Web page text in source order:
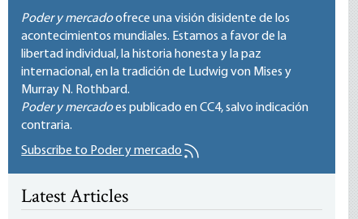
Poder y mercadoofrece una visión disidente de los
acontecimientos mundiales. Estamos a favor de la
libertad individual, la historia honesta y la paz
internacional, en la tradición de Ludwig von Mises y
Murray N. Rothbard.
Poder y mercadoes publicado enCC4, salvo indicación
contraria.
Subscribe to Poder y mercado
Latest Articles